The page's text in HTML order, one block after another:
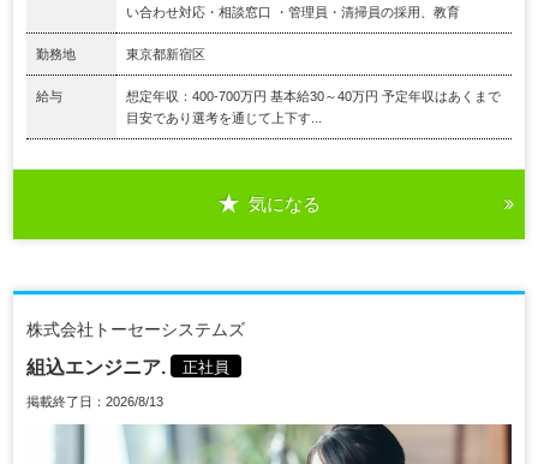
い合わせ対応・相談窓口 ・管理員・清掃員の採用、教育
勤務地 東京都新宿区
給与
想定年収：400-700万円 基本給30～40万円 予定年収はあくまで
目安であり選考を通じて上下す...
気になる
株式会社トーセーシステムズ
組込エンジニア. 正社員
掲載終了日：2026/8/13